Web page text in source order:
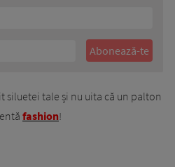
tale și nu uita că un palton
fashion!